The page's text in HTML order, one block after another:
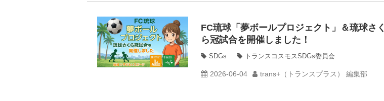
FC琉球「夢ボールプロジェクト」＆琉球さく
ら冠試合を開催しました！
SDGs トランスコスモスSDGs委員会
2026-06-04 trans+（トランスプラス） 編集部